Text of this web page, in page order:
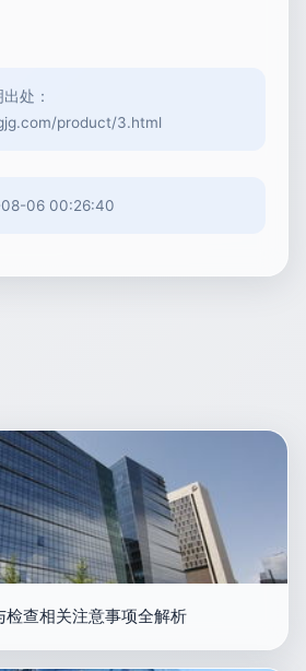
处：
product/3.html
06 00:26:40
查相关注意事项全解析